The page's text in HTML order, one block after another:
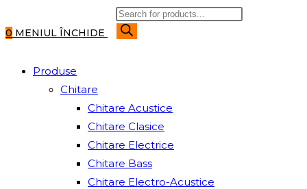
0 MENIUL ÎNCHIDE
Products
search
Produse
Chitare
Chitare Acustice
Chitare Clasice
Chitare Electrice
Chitare Bass
Chitare Electro-Acustice